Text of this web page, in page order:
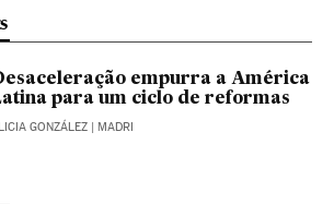
empurra a América
para um ciclo de reformas
GONZÁLEZ | MADRI